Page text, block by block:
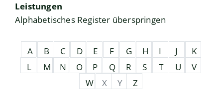
Leistungen
Alphabetisches Register überspringen
A B C D E F G H I J
K
L
M N O P Q R S T U
V
W
X Y Z